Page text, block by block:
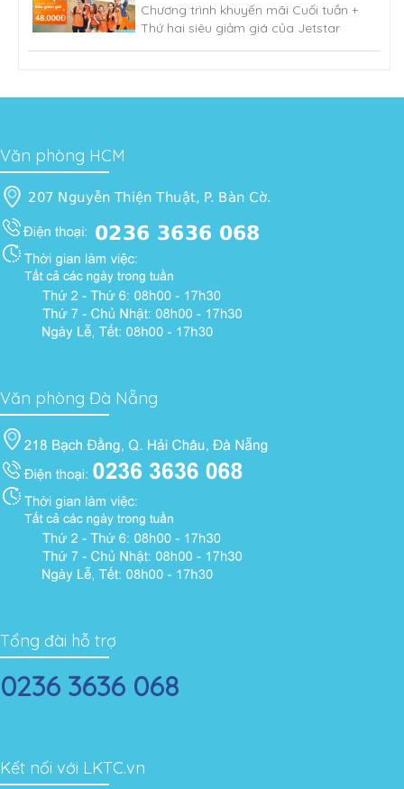
Chương trình khuyến mãi Cuối tuần +
Thứ hai siêu giảm giá của Jetstar
Văn phòng HCM
Văn phòng Đà Nẵng
Tổng đài hỗ trợ
0236 3636 068
Kết nối với LKTC.vn